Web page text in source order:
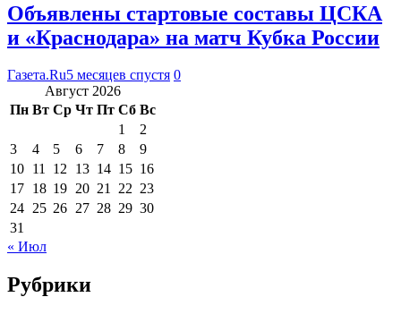
Объявлены стартовые составы ЦСКА
и «Краснодара» на матч Кубка России
Газета.Ru5 месяцев спустя 0
Август 2026
Пн Вт Ср Чт Пт Сб Вс
1
2
3
4 5 6 7 8
9
10 11 12 13 14 15 16
17 18 19 20 21 22 23
24 25 26 27 28 29 30
31
« Июл
Рубрики